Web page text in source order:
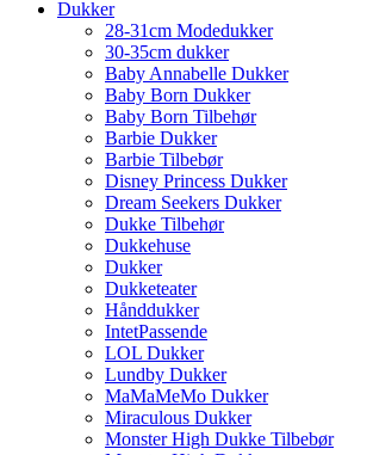
Dukker
28-31cm Modedukker
30-35cm dukker
Baby Annabelle Dukker
Baby Born Dukker
Baby Born Tilbehør
Barbie Dukker
Barbie Tilbebør
Disney Princess Dukker
Dream Seekers Dukker
Dukke Tilbehør
Dukkehuse
Dukker
Dukketeater
Hånddukker
IntetPassende
LOL Dukker
Lundby Dukker
MaMaMeMo Dukker
Miraculous Dukker
Monster High Dukke Tilbebør